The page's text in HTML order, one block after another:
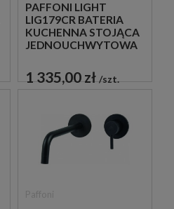
PAFFONI LIGHT
LIG179CR BATERIA
KUCHENNA STOJĄCA
JEDNOUCHWYTOWA
1 335,00 zł szt.